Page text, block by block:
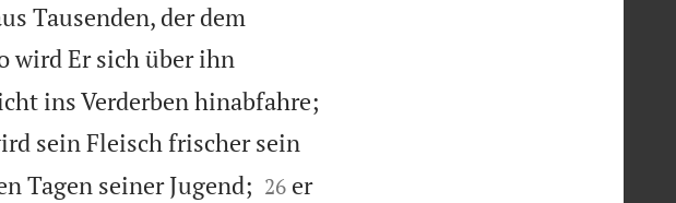
Tausenden, der dem
wird Er sich über ihn
ins Verderben hinabfahre;
sein Fleisch frischer sein
Tagen seiner Jugend;
26 er